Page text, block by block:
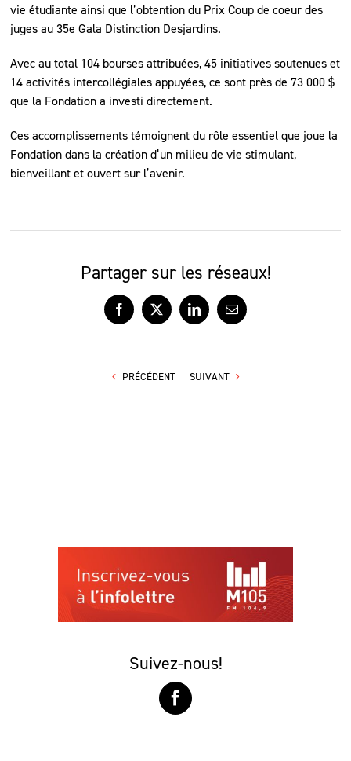
vie étudiante ainsi que l’obtention du Prix Coup de coeur des
juges au 35e Gala Distinction Desjardins.
Avec au total 104 bourses attribuées, 45 initiatives soutenues et
14 activités intercollégiales appuyées, ce sont près de 73 000 $
que la Fondation a investi directement.
Ces accomplissements témoignent du rôle essentiel que joue la
Fondation dans la création d’un milieu de vie stimulant,
bienveillant et ouvert sur l’avenir.
Partager sur les réseaux!
Facebook
X LinkedInCourriel
PRÉCÉDENT SUIVANT
Suivez-nous!